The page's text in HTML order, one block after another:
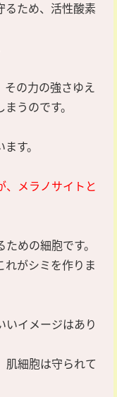
るため、活性酸素
その力の強さゆえ
うのです。
す。
、メラノサイトと
めの細胞です。
れがシミを作りま
いイメージはあり
肌細胞は守られて